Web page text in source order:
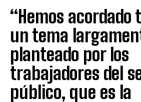
“Hemos acordado
un tema
planteado por los
trabajadores del
público, que es la